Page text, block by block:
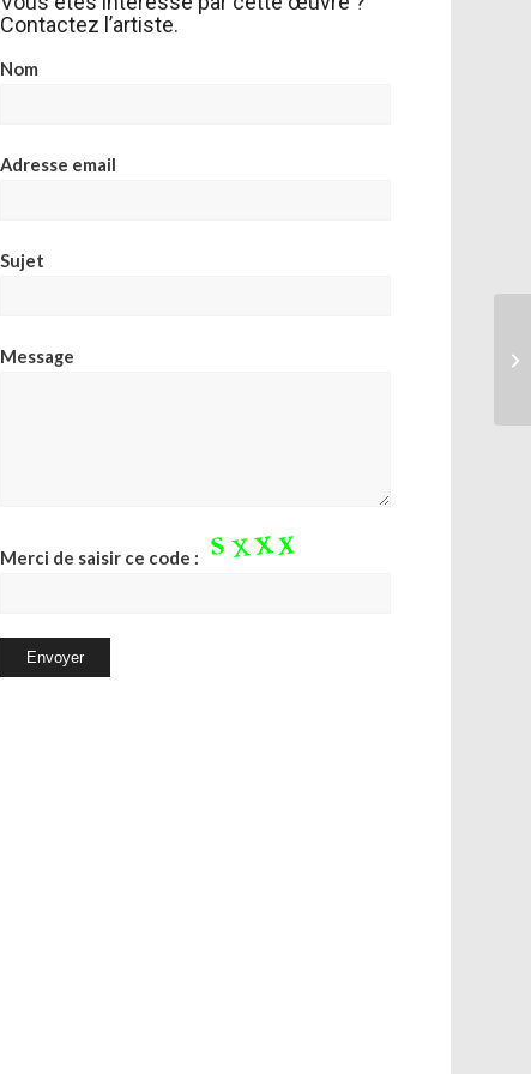
Contactez l’artiste.
Nom
Adresse email
Sujet
Message
Merci de saisir ce code :